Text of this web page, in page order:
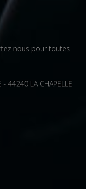
nous pour toutes
- 44240 LA CHAPELLE